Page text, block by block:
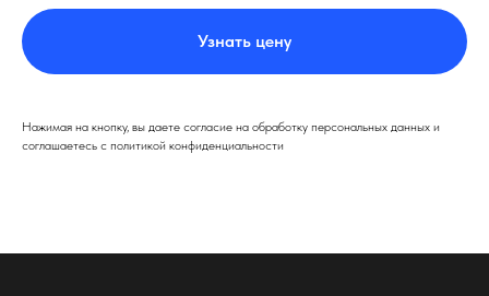
Узнать цену
Нажимая на кнопку, вы даете согласие на обработку персональных данных и
соглашаетесь c политикой конфиденциальности